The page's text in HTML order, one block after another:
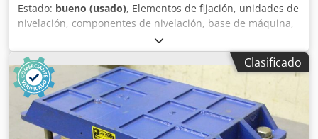
Estado: bueno (usado), Elementos de fijación, unidades de
nivelación, componentes de nivelación, base de máquina,
bases de máquina, zapatas de nivelación, cimentación de
máquina, zapata de nivelación, cuña, soporte de máquina,
pie de nivelación, pata de apoyo -Altura ajustable: 320-390
mm -Cantidad: 24 elementos de fijación disponibles
Dsdpfskahkgex Adqjkr -Precio: por unidad -Dimensiones: Ø
360/H370 mm -Peso: 41 kg/unidad
Clasificado